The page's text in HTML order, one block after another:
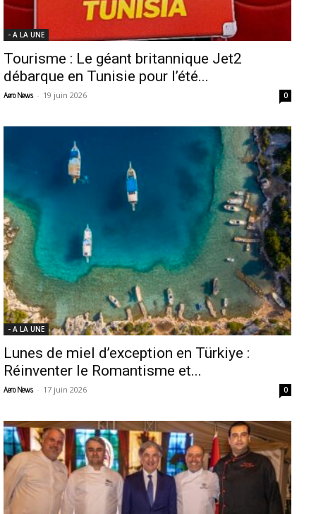
- A LA UNE
Tourisme : Le géant britannique Jet2
débarque en Tunisie pour l’été...
Aero News - 19 juin 2026 0
- A LA UNE
Lunes de miel d’exception en Türkiye :
Réinventer le Romantisme et...
Aero News - 17 juin 2026 0